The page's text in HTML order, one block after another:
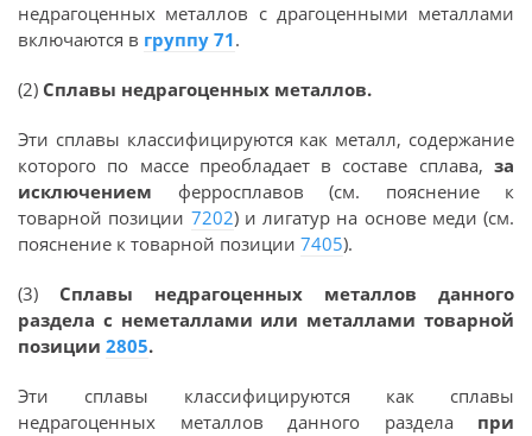
недрагоценных металлов с драгоценными металлами
включаются в группу 71.
(2) Сплавы недрагоценных металлов.
Эти сплавы классифицируются как металл, содержание
которого по массе преобладает в составе сплава, за
исключением ферросплавов (см. пояснение к
товарной позиции 7202) и лигатур на основе меди (см.
пояснение к товарной позиции 7405).
(3) Сплавы недрагоценных металлов данного
раздела с неметаллами или металлами товарной
позиции 2805.
Эти сплавы классифицируются как сплавы
недрагоценных металлов данного раздела при